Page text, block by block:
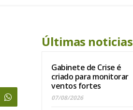
Últimas noticias
Gabinete de Crise é
criado para monitorar
ventos fortes
07/08/2026